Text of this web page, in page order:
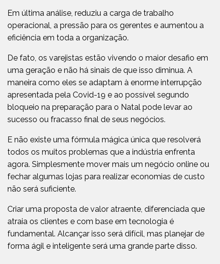
Em última análise, reduziu a carga de trabalho
operacional, a pressão para os gerentes e aumentou a
eficiência em toda a organização.
De fato, os varejistas estão vivendo o maior desafio em
uma geração e não há sinais de que isso diminua. A
maneira como eles se adaptam à enorme interrupção
apresentada pela Covid-19 e ao possível segundo
bloqueio na preparação para o Natal pode levar ao
sucesso ou fracasso final de seus negócios.
E não existe uma fórmula mágica única que resolverá
todos os muitos problemas que a indústria enfrenta
agora. Simplesmente mover mais um negócio online ou
fechar algumas lojas para realizar economias de custo
não será suficiente.
Criar uma proposta de valor atraente, diferenciada que
atraia os clientes e com base em tecnologia é
fundamental. Alcançar isso será difícil, mas planejar de
forma ágil e inteligente será uma grande parte disso.